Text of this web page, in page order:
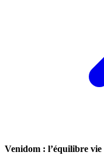
Venidom : l’équilibre